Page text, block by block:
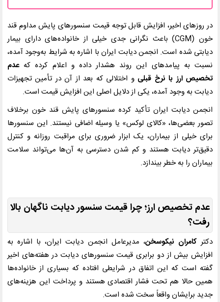
در روزهای اخیر، افزایش قابل توجه قیمت سنسورهای پایش مداوم قند
خون (CGM) باعث نگرانی جدی خیلی از خانواده‌های دارای بیمار
دیابتی شده است. انجمن دیابت ایران با اشاره به شرایط به‌وجود آمده،
نسبت به پیامدهای این روند هشدار داده و اعلام کرده کهعدم
تخصیص ارز با نرخ قبلی و اختلالی که بعد از آن در تأمین تجهیزات
دیابت به وجود آمده، یکی از دلایل اصلی این افزایش قیمت است.
انجمن دیابت ایران تأکید کرده سنسورهای پایش قند خون برخلاف
تصور بعضی‌ها، «کالای لوکس» یا وسیله اضافی نیستند. این سنسورها
برای خیلی از بیماران، یک ابزار ضروری برای مراقبت روزانه و کنترل
دقیق‌تر دیابت هستند و کم شدن دسترسی به آن‌ها می‌تواند سلامت
بیماران را به خطر بیندازد.
عدم تخصیص ارز؛ چرا قیمت سنسور دیابت ناگهان بالا
رفت؟
دکترکامران نیکوسخن، مدیرعامل انجمن دیابت ایران، با اشاره به
افزایش بیش از دو برابری قیمت سنسورهای دیابت در هفته‌های اخیر
گفته است که این اتفاق در شرایطی افتاده که بسیاری از خانواده‌ها
همین حالا هم تحت فشار اقتصادی هستند و پرداخت این هزینه‌های
جدید برایشان واقعاً سخت شده است.